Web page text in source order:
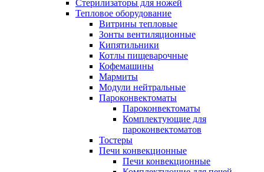
Стерилизаторы для ножей
Тепловое оборудование
Витрины тепловые
Зонты вентиляционные
Кипятильники
Котлы пищеварочные
Кофемашины
Мармиты
Модули нейтральные
Пароконвектоматы
Пароконвектоматы
Комплектующие для
пароконвектоматов
Тостеры
Печи конвекционные
Печи конвекционные